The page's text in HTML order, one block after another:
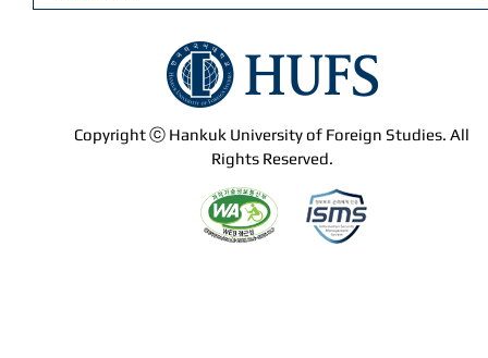
Copyright ⓒ Hankuk University of Foreign Studies. All
Rights Reserved.